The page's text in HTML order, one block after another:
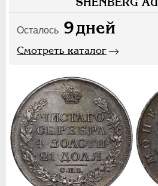
Осталось 9дней
Смотреть каталог